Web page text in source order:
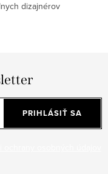
dizajnérov
PRIHLÁSIŤ SA